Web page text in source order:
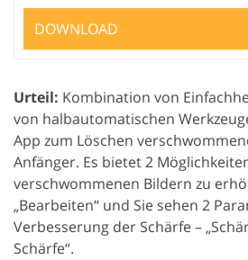
DOWNLOAD
Urteil: Kombination von
von halbautomatischen
App zum Löschen
Anfänger. Es bietet 2
verschwommenen Bildern zu
„Bearbeiten“ und Sie sehen 2
Verbesserung der Schärfe –
Schärfe“.